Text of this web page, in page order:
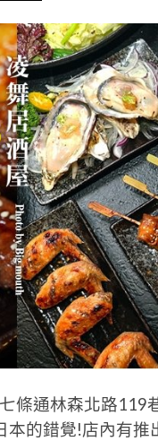
條通林森北路119
的錯覺!店內有推